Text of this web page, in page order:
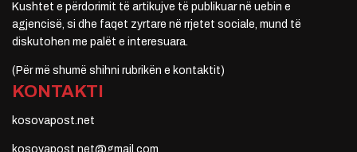
Kushtet e përdorimit të artikujve të publikuar në uebin e
agjencisë, si dhe faqet zyrtare në rrjetet sociale, mund të
diskutohen me palët e interesuara.
(Për më shumë shihni rubrikën e kontaktit)
KONTAKTI
kosovapost.net
kosovapost.net@gmail.com